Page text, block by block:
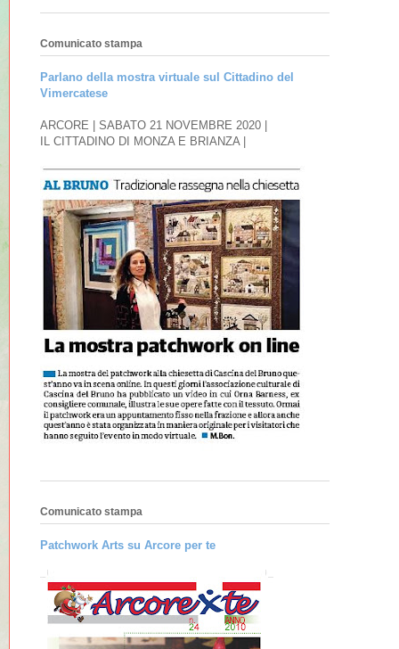
Comunicato stampa
Parlano della mostra virtuale sul Cittadino del
Vimercatese
ARCORE | SABATO 21 NOVEMBRE 2020 |
IL CITTADINO DI MONZA E BRIANZA |
Comunicato stampa
Patchwork Arts su Arcore per te